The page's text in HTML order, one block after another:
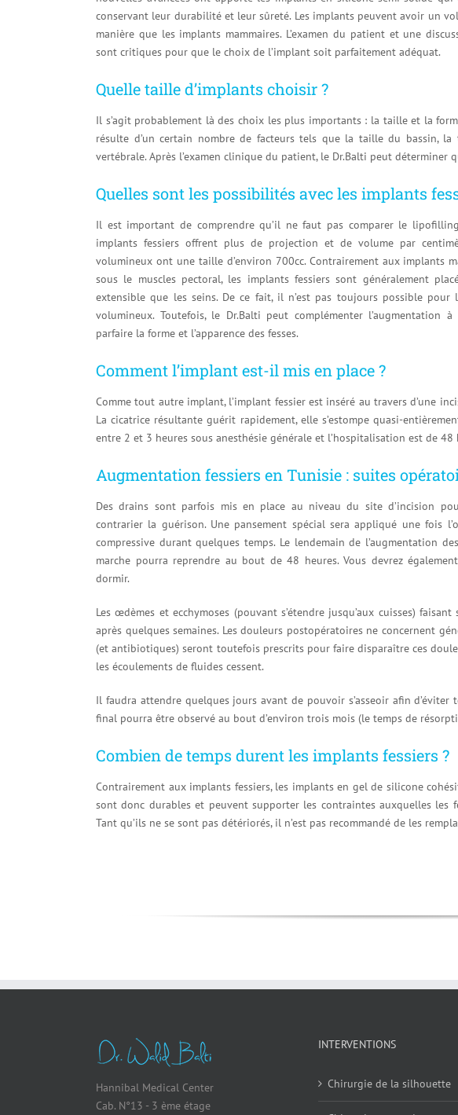
conservant leur durabilité et leur sûreté. Les implants peuvent avoir un
manière que les implants mammaires. L’examen du patient et une
sont critiques pour que le choix de l’implant soit parfaitement adéquat.
Quelle taille d’implants choisir ?
Il s’agit probablement là des choix les plus importants : la taille et la
résulte d’un certain nombre de facteurs tels que la taille du bassin,
vertébrale. Après l’examen clinique du patient, le Dr.Balti peut
Quelles sont les possibilités avec les implants
Il est important de comprendre qu’il ne faut pas comparer le
implants fessiers offrent plus de projection et de volume par
volumineux ont une taille d’environ 700cc. Contrairement aux implants
sous le muscles pectoral, les implants fessiers sont généralement
extensible que les seins. De ce fait, il n’est pas toujours possible pour
volumineux. Toutefois, le Dr.Balti peut complémenter l’augmentation
parfaire la forme et l’apparence des fesses.
Comment l’implant est-il mis en place ?
Comme tout autre implant, l’implant fessier est inséré au travers d’une
La cicatrice résultante guérit rapidement, elle s’estompe quasi-
entre 2 et 3 heures sous anesthésie générale et l’hospitalisation est de 48
Augmentation fessiers en Tunisie : suites
Des drains sont parfois mis en place au niveau du site d’incision
contrarier la guérison. Une pansement spécial sera appliqué une fois
compressive durant quelques temps. Le lendemain de l’augmentation
marche pourra reprendre au bout de 48 heures. Vous devrez
dormir.
Les œdèmes et ecchymoses (pouvant s’étendre jusqu’aux cuisses)
après quelques semaines. Les douleurs postopératoires ne concernent
(et antibiotiques) seront toutefois prescrits pour faire disparaître ces
les écoulements de fluides cessent.
Il faudra attendre quelques jours avant de pouvoir s’asseoir afin
final pourra être observé au bout d’environ trois mois (le temps de
Combien de temps durent les implants fessiers ?
Contrairement aux implants fessiers, les implants en gel de silicone
sont donc durables et peuvent supporter les contraintes auxquelles les
Tant qu’ils ne se sont pas détériorés, il n’est pas recommandé de les
Hannibal Medical Center
Cab. N°13 - 3 ème étage
INTERVENTIONS
Chirurgie de la silhouette